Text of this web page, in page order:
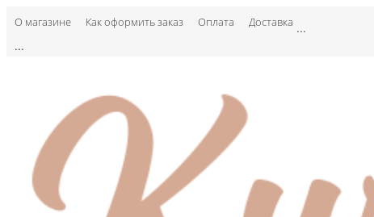
О магазине Как оформить заказ Оплата Доставка ...
...